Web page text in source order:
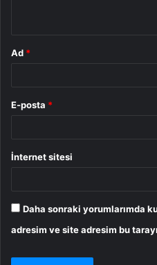
Ad *
E-posta *
İnternet sitesi
Daha sonraki yorumlarımda
adresim ve site adresim bu